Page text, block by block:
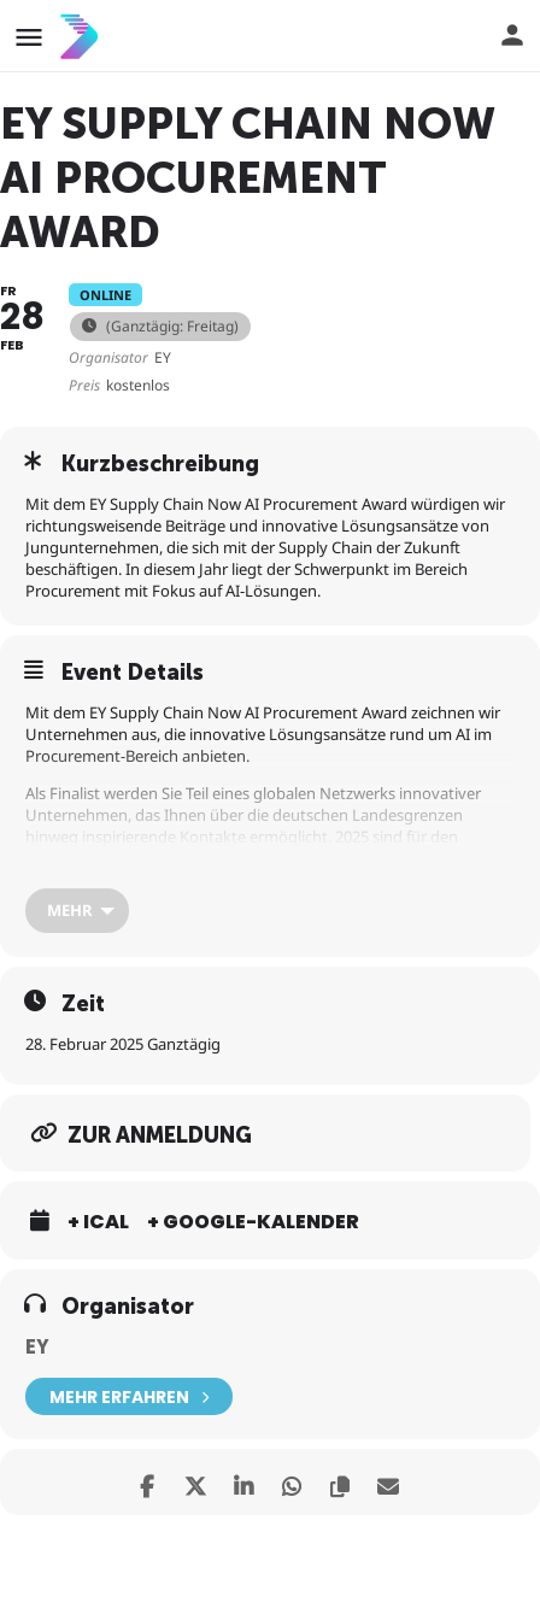
EY SUPPLY CHAIN NOW
AI PROCUREMENT
AWARD
FR
28
FEB
ONLINE
(Ganztägig: Freitag)
Organisator EY
Preis kostenlos
Kurzbeschreibung
Mit dem EY Supply Chain Now AI Procurement Award würdigen wir
richtungsweisende Beiträge und innovative Lösungsansätze von
Jungunternehmen, die sich mit der Supply Chain der Zukunft
beschäftigen. In diesem Jahr liegt der Schwerpunkt im Bereich
Procurement mit Fokus auf AI-Lösungen.
Event Details
Mit dem EY Supply Chain Now AI Procurement Award zeichnen wir
Unternehmen aus, die innovative Lösungsansätze rund um AI im
Procurement-Bereich anbieten.
Als Finalist werden Sie Teil eines globalen Netzwerks innovativer
Unternehmen, das Ihnen über die deutschen Landesgrenzen
hinweg inspirierende Kontakte ermöglicht. 2025 sind für den
kommenden Jahren. Als „EY Supply Chain Now AI Procurement
Award Winner 2025“ setzen Sie ein starkes Zeichen für Ihre
MEHR
Zeit
28. Februar 2025 Ganztägig
ZUR ANMELDUNG
+ ICAL + GOOGLE-KALENDER
Organisator
EY
MEHR ERFAHREN